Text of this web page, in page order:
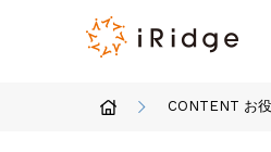
CONTENT お